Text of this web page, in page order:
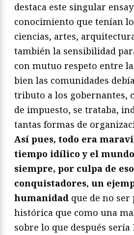
destaca este singular
conocimiento que tenían
ciencias, artes,
también la sensibilidad
con mutuo respeto entre
bien las comunidades
tributo a los gobernantes,
de impuesto, se trataba,
tantas formas de
Así pues, todo era
tiempo idílico y el
siempre, por culpa de
conquistadores, un
humanidad que de no ser
histórica que como una
sobre lo que después sería